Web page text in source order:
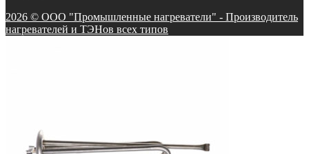
2026 © ООО "Промышленные нагреватели" - Производитель
нагревателей и ТЭНов всех типов